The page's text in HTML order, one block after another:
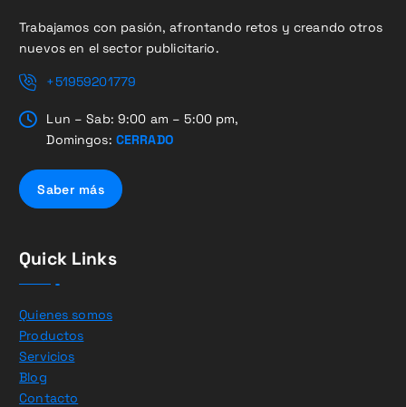
Trabajamos con pasión, afrontando retos y creando otros
nuevos en el sector publicitario.
+51959201779
Lun – Sab: 9:00 am – 5:00 pm,
Domingos: CERRADO
Saber más
Quick Links
Quienes somos
Productos
Servicios
Blog
Contacto